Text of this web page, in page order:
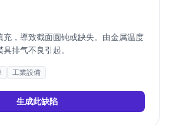
充，導致截面圆钝或缺失。由金属温度
排气不良引起。
工業設備
生成此缺陷